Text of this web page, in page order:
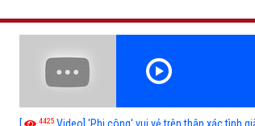
4425